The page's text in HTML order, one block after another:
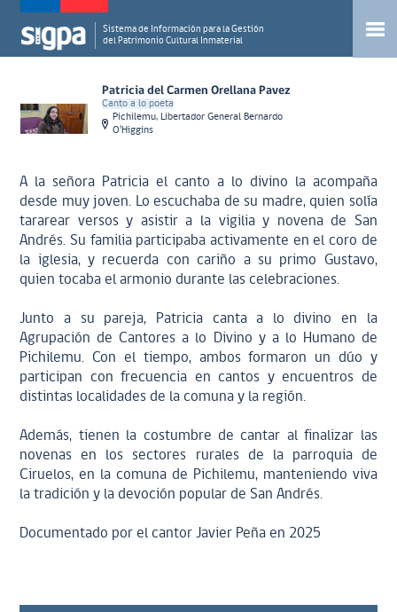
Sistema de Información para la Gestión
del Patrimonio Cultural Inmaterial
Patricia del Carmen Orellana Pavez
Canto a lo poeta
Pichilemu, Libertador General Bernardo
O'Higgins
A la señora Patricia el canto a lo divino la acompaña
desde muy joven. Lo escuchaba de su madre, quien solía
tararear versos y asistir a la vigilia y novena de San
Andrés. Su familia participaba activamente en el coro de
la iglesia, y recuerda con cariño a su primo Gustavo,
quien tocaba el armonio durante las celebraciones.
Junto a su pareja, Patricia canta a lo divino en la
Agrupación de Cantores a lo Divino y a lo Humano de
Pichilemu. Con el tiempo, ambos formaron un dúo y
participan con frecuencia en cantos y encuentros de
distintas localidades de la comuna y la región.
Además, tienen la costumbre de cantar al finalizar las
novenas en los sectores rurales de la parroquia de
Ciruelos, en la comuna de Pichilemu, manteniendo viva
la tradición y la devoción popular de San Andrés.
Documentado por el cantor Javier Peña en 2025